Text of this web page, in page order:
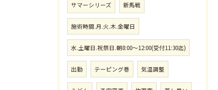
サマーシリーズ 新馬戦
施術時間.月.火.木.金曜日
水.土曜日.祝祭日.朝8:00〜12:00(受付11:30迄)
出勤 テーピング巻 気温調整